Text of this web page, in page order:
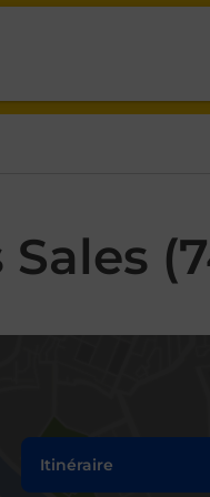
Itinéraire